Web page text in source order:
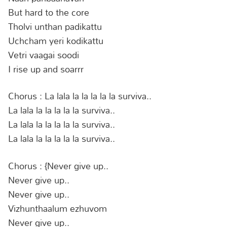
But hard to the core
Tholvi unthan padikattu
Uchcham yeri kodikattu
Vetri vaagai soodi
I rise up and soarrr
Chorus : La lala la la la la la surviva..
La lala la la la la la surviva..
La lala la la la la la surviva..
La lala la la la la la surviva..
Chorus : {Never give up..
Never give up..
Never give up..
Vizhunthaalum ezhuvom
Never give up..